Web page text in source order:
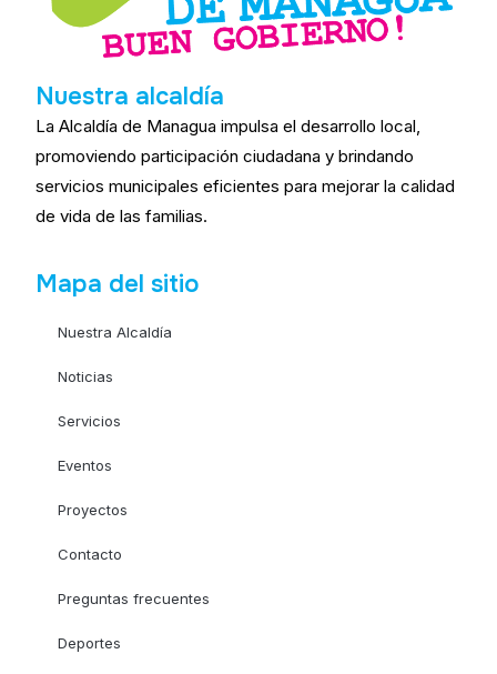
Nuestra alcaldía
La Alcaldía de Managua impulsa el desarrollo local,
promoviendo participación ciudadana y brindando
servicios municipales eficientes para mejorar la calidad
de vida de las familias.
Mapa del sitio
Nuestra Alcaldía
Noticias
Servicios
Eventos
Proyectos
Contacto
Preguntas frecuentes
Deportes